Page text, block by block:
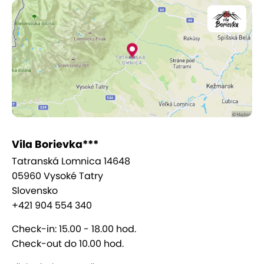
Najdôležitejšou súčasťou vybavenia izby je
kvalitná
posteľa všetko, čo s tým súvisí. V každej miestnosti
sú kvalitnéortopedické matrace, antialergické
paplóny, vankúše a v neposlednom rade
damaskové obliečky.
Baby friendly vila - vo vile myslia
aj na najmenších
Priestranné izby s vaňou alebo sprchovým
kútom
Vila je nefajčiarska
Poskytujú miestnosť pre odkladanie kočiarov
na prízemí
Izby s chladničkou, mikrovlnnou rúrou, varnou
Vila Borievka***
Tatranská Lomnica 14648
05960 Vysoké Tatry
Slovensko
+421 904 554 340
Check-in: 15.00 - 18.00 hod.
Check-out do 10.00 hod.